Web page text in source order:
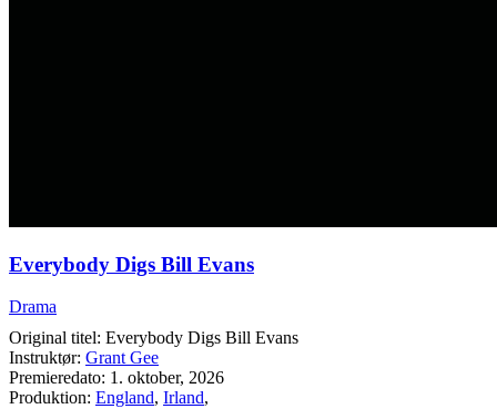
Everybody Digs Bill Evans
Drama
Original titel: Everybody Digs Bill Evans
Instruktør: Grant Gee
Premieredato: 1. oktober, 2026
Produktion: England, Irland,